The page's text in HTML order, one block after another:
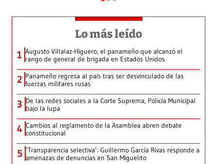
Lo más leído
1 Augusto Villalaz-Higuero, el panameño que alcanzó el
rango de general de brigada en Estados Unidos
2 Panameño regresa al país tras ser desvinculado de las
fuerzas militares rusas
3 De las redes sociales a la Corte Suprema, Policía Municipal
bajo la lupa
4 Cambios al reglamento de la Asamblea abren debate
constitucional
5 ‘Transparencia selectiva’: Guillermo García Rivas responde a
amenazas de denuncias en San Miguelito